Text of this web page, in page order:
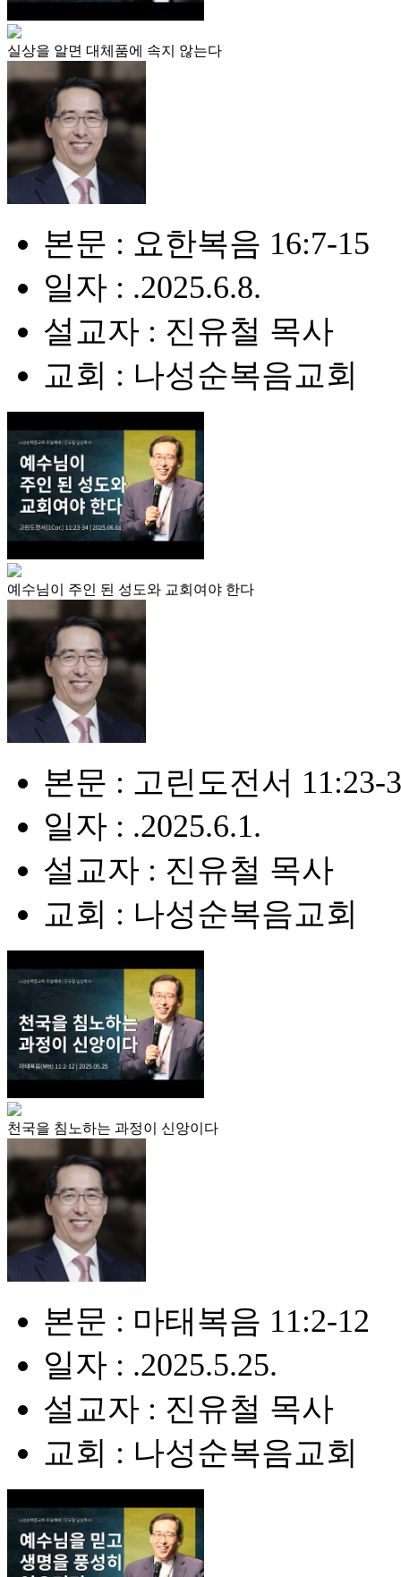
실상을 알면 대체품에 속지 않는다
본문 : 요한복음 16:7-15
일자 : .2025.6.8.
설교자 : 진유철 목사
교회 : 나성순복음교회
예수님이 주인 된 성도와 교회여야 한다
본문 : 고린도전서 11:23-
일자 : .2025.6.1.
설교자 : 진유철 목사
교회 : 나성순복음교회
천국을 침노하는 과정이 신앙이다
본문 : 마태복음 11:2-12
일자 : .2025.5.25.
설교자 : 진유철 목사
교회 : 나성순복음교회